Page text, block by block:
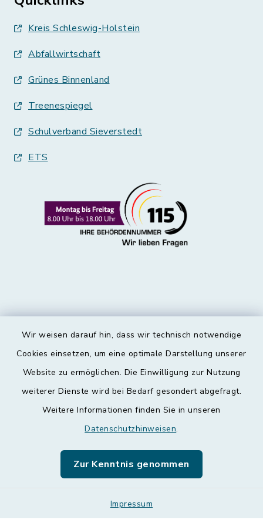
Wir weisen darauf hin, dass wir technisch notwendige
Cookies einsetzen, um eine optimale Darstellung unserer
Website zu ermöglichen. Die Einwilligung zur Nutzung
weiterer Dienste wird bei Bedarf gesondert abgefragt.
Weitere Informationen finden Sie in unseren
Datenschutzhinweisen.
Zur Kenntnis genommen
Impressum
Kreis Schleswig-Holstein
Abfallwirtschaft
Grünes Binnenland
Treenespiegel
Schulverband Sieverstedt
ETS
Kontakt
Datenschutz
Leichte Sprache
Sitemap